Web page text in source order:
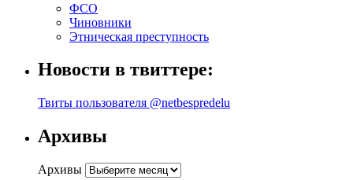
ФСО
Чиновники
Этническая преступность
Новости в твиттере:
Твиты пользователя @netbespredelu
Архивы
Архивы